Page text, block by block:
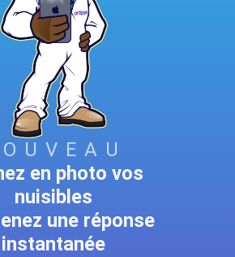
en photo vos
nuisibles
une réponse
instantanée